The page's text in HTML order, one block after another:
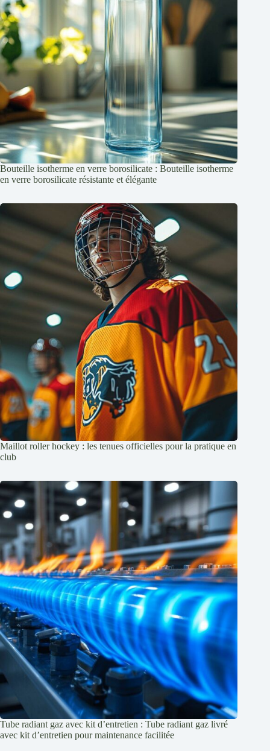
Bouteille isotherme en verre borosilicate : Bouteille isotherme
en verre borosilicate résistante et élégante
Maillot roller hockey : les tenues officielles pour la pratique en
club
Tube radiant gaz avec kit d’entretien : Tube radiant gaz livré
avec kit d’entretien pour maintenance facilitée